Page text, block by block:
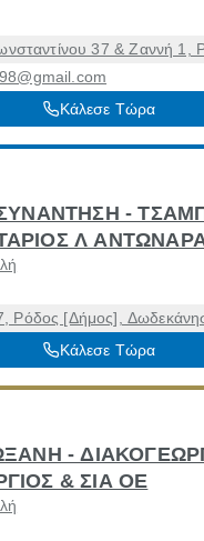
37 & Ζαννή 1,
Δωδεκάνησα, 85133
Κάλεσε Τώρα
-
Λ
Ρόδος [Δήμος],
Κάλεσε Τώρα
-
& ΣΙΑ ΟΕ